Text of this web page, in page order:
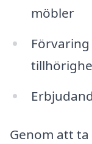
möbler
Genom att